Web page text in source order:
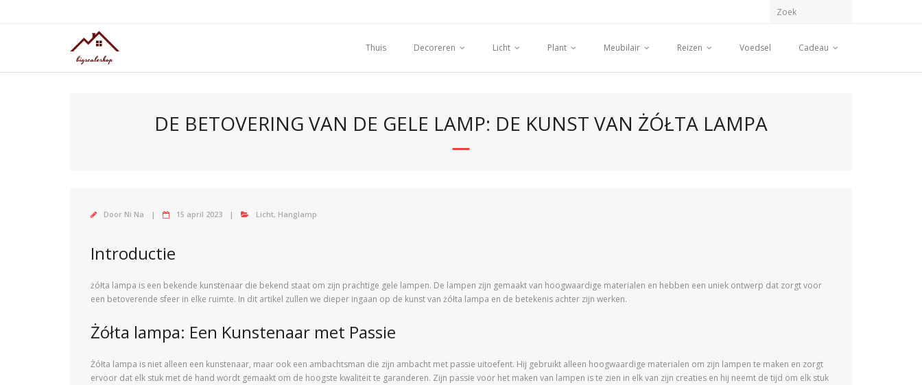
Thuis
Decoreren Licht Plant Meubilair Reizen Voedsel Cadeau
DE BETOVERING VAN DE GELE LAMP: DE KUNST VAN ŻÓŁTA LAMPA
Door Ni Na 15 april 2023 Licht, Hanglamp
Introductie
żółta lampa is een bekende kunstenaar die bekend staat om zijn prachtige gele lampen. De lampen zijn gemaakt van hoogwaardige materialen en hebben een uniek ontwerp dat zorgt voor
een betoverende sfeer in elke ruimte. In dit artikel zullen we dieper ingaan op de kunst van żółta lampa en de betekenis achter zijn werken.
Żółta lampa: Een Kunstenaar met Passie
Żółta lampa is niet alleen een kunstenaar, maar ook een ambachtsman die zijn ambacht met passie uitoefent. Hij gebruikt alleen hoogwaardige materialen om zijn lampen te maken en zorgt
ervoor dat elk stuk met de hand wordt gemaakt om de hoogste kwaliteit te garanderen. Zijn passie voor het maken van lampen is te zien in elk van zijn creaties en hij neemt de tijd om elk stuk